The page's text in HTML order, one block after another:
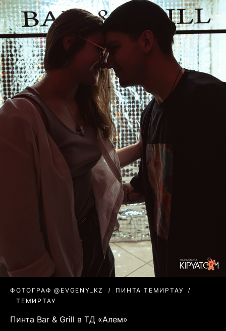
ФОТОГРАФ @EVGENY_KZ
ПИНТА ТЕМИРТАУ
ТЕМИРТАУ
Пинта Bar & Grill в ТД «Алем»